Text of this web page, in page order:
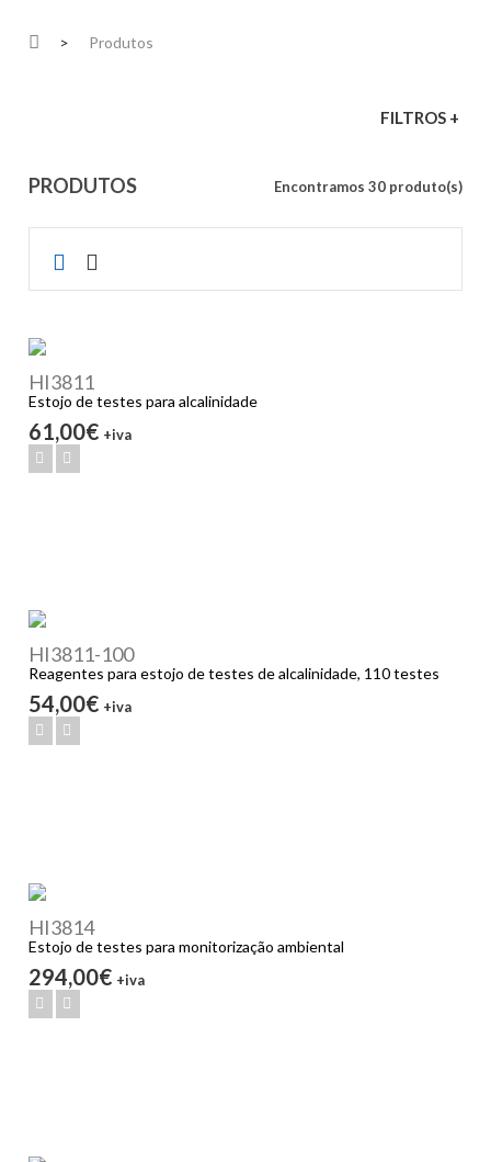
> Produtos
FILTROS +
PRODUTOS Encontramos 30 produto(s)
HI3811
Estojo de testes para alcalinidade
61,00€ +iva
HI3811-100
Reagentes para estojo de testes de alcalinidade, 110 testes
54,00€ +iva
HI3814
Estojo de testes para monitorização ambiental
294,00€ +iva